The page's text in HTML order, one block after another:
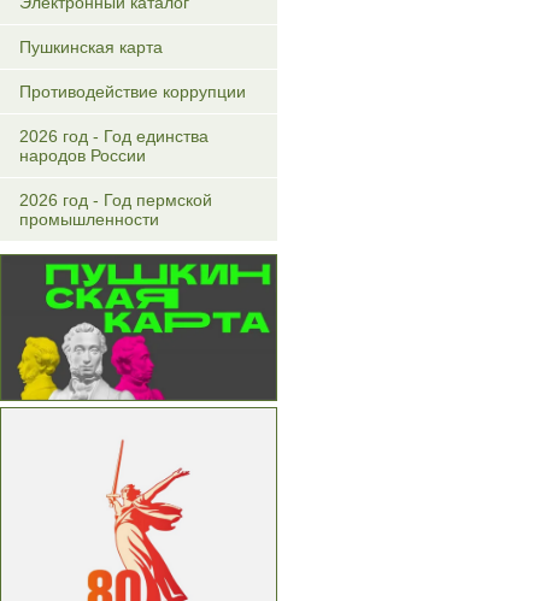
Пушкинская карта
Противодействие коррупции
2026 год - Год единства
народов России
2026 год - Год пермской
промышленности